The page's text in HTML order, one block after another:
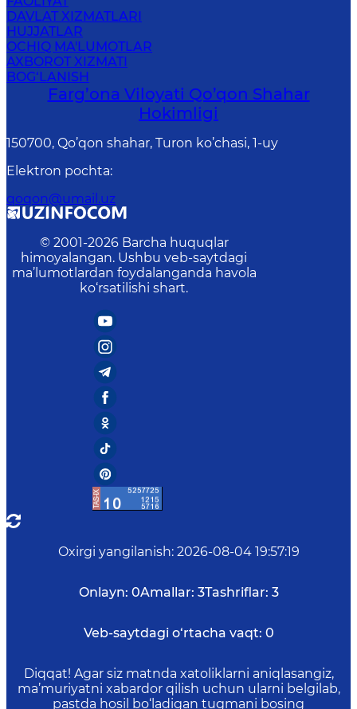
DAVLAT XIZMATLARI
HUJJATLAR
OCHIQ MA'LUMOTLAR
AXBOROT XIZMATI
BOG‘LANISH
Farg’оnа Vilоyati Qo’qon Shahar
Hоkimligi
150700, Qo’qon shahar, Turon ko’chasi, 1-uy
Elektron pochta:
qoqon@umail.uz
© 2001-2026 Barcha huquqlar
himoyalangan. Ushbu veb-saytdagi
ma’lumotlardan foydalanganda havola
ko‘rsatilishi shart.
Oxirgi yangilanish: 2026-08-04 19:57:19
Onlayn: 0Amallar: 3Tashriflar: 3
Veb-saytdagi o‘rtacha vaqt: 0
Diqqat! Agar siz matnda xatoliklarni aniqlasangiz,
ma’muriyatni xabardor qilish uchun ularni belgilab,
pastda hosil bo‘ladigan tugmani bosing